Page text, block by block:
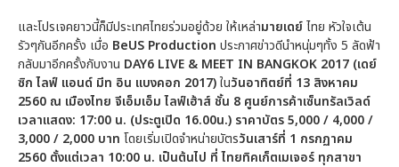
และโปรเจคยาวนี้ก็มีประเทศไทยร่วมอยู่ด้วย ให้เหล่ามายเดย์ไทย หัวใจเต้น
รัวๆกันอีกครั้ง เมื่อ BeUS Production ประกาศข่าวดีนำหนุ่มๆทั้ง 5 ลัดฟ้า
กลับมาอีกครั้งกับงาน DAY6 LIVE & MEET IN BANGKOK 2017 (เดย์
ซิก ไลฟ์ แอนด์ มีท อิน แบงคอก 2017)ในวันอาทิตย์ที่ 13 สิงหาคม
2560 ณ เมืองไทย จีเอ็มเอ็ม ไลฟ์เฮ้าส์ ชั้น 8 ศูนย์การค้าเซ็นทรัลเวิลด์
เวลาแสดง: 17:00 น. (ประตูเปิด 16.00น.) ราคาบัตร5,000 / 4,000 /
3,000 / 2,000 บาท โดยเริ่มเปิดจำหน่ายบัตรวันเสาร์ที่ 1 กรกฏาคม
2560 ตั้งแต่เวลา 10:00 น. เป็นต้นไป ที่ ไทยทิคเก็ตเมเจอร์ ทุกสาขา